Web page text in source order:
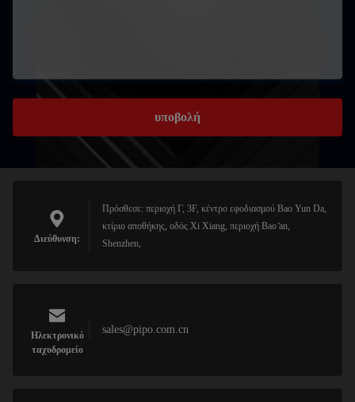
υποβολή
Διεύθυνση:
Πρόσθεσε: περιοχή Γ, 3F, κέντρο εφοδιασμού Bao Yun Da,
κτίριο αποθήκης, οδός Xi Xiang, περιοχή Bao ̊an,
Shenzhen,
Ηλεκτρονικό
ταχυδρομείο
sales@pipo.com.cn